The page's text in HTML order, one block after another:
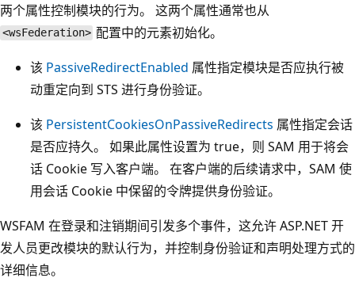
两个属性控制模块的行为。 这两个属性通常也从
<wsFederation> 配置中的元素初始化。
该 PassiveRedirectEnabled 属性指定模块是否应执行被
动重定向到 STS 进行身份验证。
该 PersistentCookiesOnPassiveRedirects 属性指定会话
是否应持久。 如果此属性设置为 true，则 SAM 用于将会
话 Cookie 写入客户端。 在客户端的后续请求中，SAM 使
用会话 Cookie 中保留的令牌提供身份验证。
WSFAM 在登录和注销期间引发多个事件，这允许 ASP.NET 开
发人员更改模块的默认行为，并控制身份验证和声明处理方式的
详细信息。